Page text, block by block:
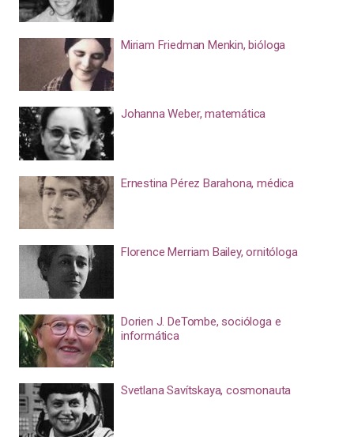
Miriam Friedman Menkin, bióloga
Johanna Weber, matemática
Ernestina Pérez Barahona, médica
Florence Merriam Bailey, ornitóloga
Dorien J. DeTombe, socióloga e
informática
Svetlana Savítskaya, cosmonauta